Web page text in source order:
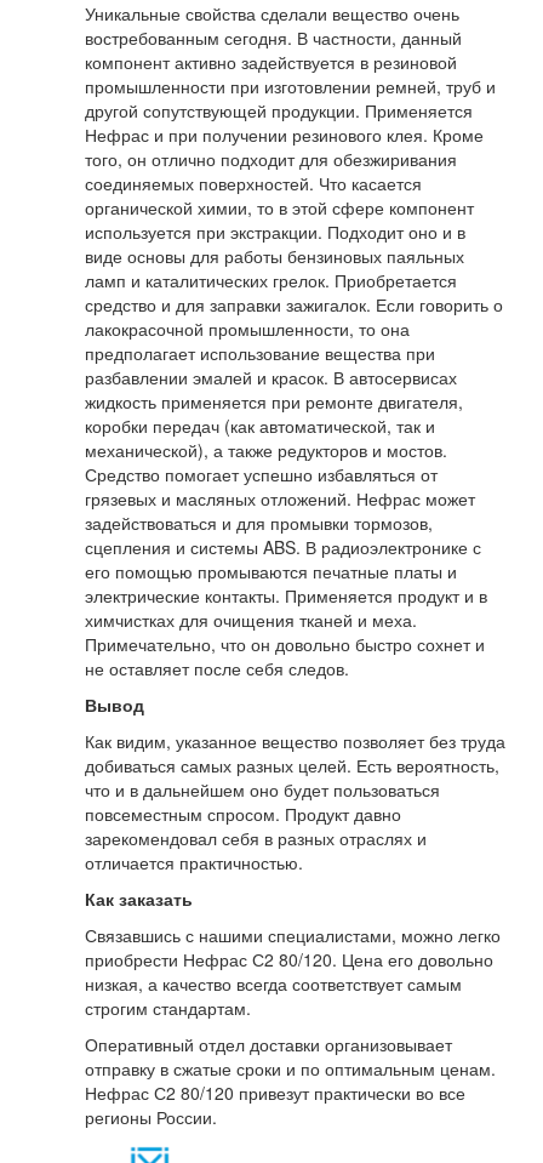
Уникальные свойства сделали вещество очень
востребованным сегодня. В частности, данный
компонент активно задействуется в резиновой
промышленности при изготовлении ремней, труб и
другой сопутствующей продукции. Применяется
Нефрас и при получении резинового клея. Кроме
того, он отлично подходит для обезжиривания
соединяемых поверхностей. Что касается
органической химии, то в этой сфере компонент
используется при экстракции. Подходит оно и в
виде основы для работы бензиновых паяльных
ламп и каталитических грелок. Приобретается
средство и для заправки зажигалок. Если говорить о
лакокрасочной промышленности, то она
предполагает использование вещества при
разбавлении эмалей и красок. В автосервисах
жидкость применяется при ремонте двигателя,
коробки передач (как автоматической, так и
механической), а также редукторов и мостов.
Средство помогает успешно избавляться от
грязевых и масляных отложений. Нефрас может
задействоваться и для промывки тормозов,
сцепления и системы ABS. В радиоэлектронике с
его помощью промываются печатные платы и
электрические контакты. Применяется продукт и в
химчистках для очищения тканей и меха.
Примечательно, что он довольно быстро сохнет и
не оставляет после себя следов.
Вывод
Как видим, указанное вещество позволяет без труда
добиваться самых разных целей. Есть вероятность,
что и в дальнейшем оно будет пользоваться
повсеместным спросом. Продукт давно
зарекомендовал себя в разных отраслях и
отличается практичностью.
Как заказать
Связавшись с нашими специалистами, можно легко
приобрести Нефрас С2 80/120. Цена его довольно
низкая, а качество всегда соответствует самым
строгим стандартам.
Оперативный отдел доставки организовывает
отправку в сжатые сроки и по оптимальным ценам.
Нефрас С2 80/120 привезут практически во все
регионы России.